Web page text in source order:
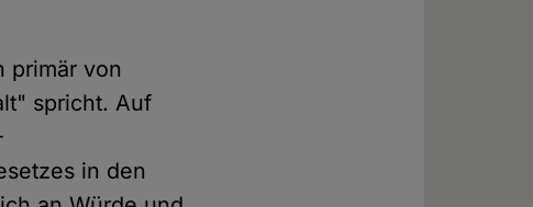
primär von
spricht. Auf
in den